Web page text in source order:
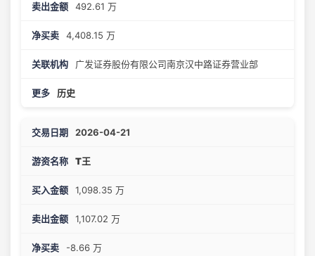
492.61 万
4,408.15 万
广发证券股份有限公司南京汉中路证券营业部
历史
2026-04-21
T王
1,098.35 万
1,107.02 万
-8.66 万